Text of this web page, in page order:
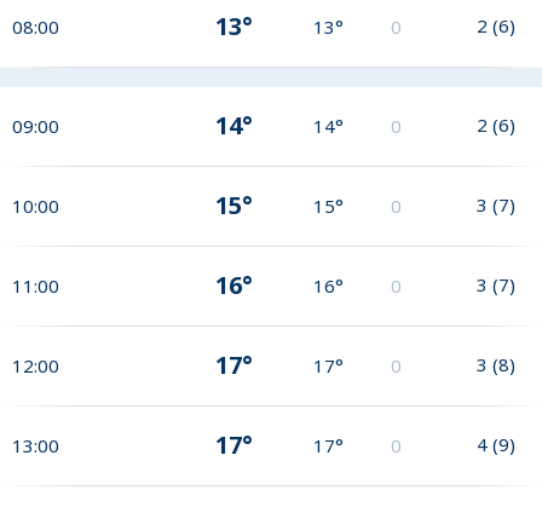
08:00 13° 13° 0 2 (6)
09:00 14° 14° 0 2 (6)
10:00 15° 15° 0 3 (7)
11:00 16° 16° 0 3 (7)
12:00 17° 17° 0 3 (8)
13:00 17° 17° 0 4 (9)